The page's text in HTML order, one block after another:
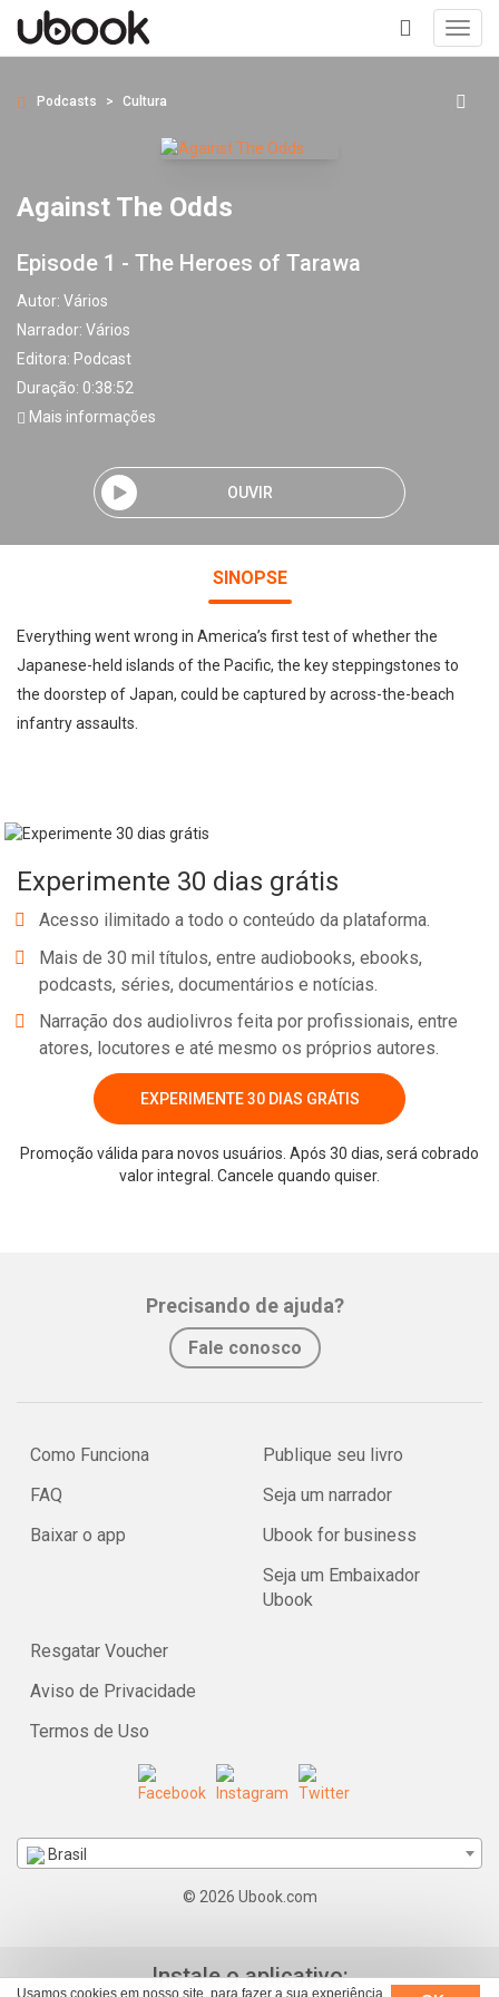
Usamos cookies em nosso site, para fazer a sua experiência
+
Podcasts Cultura
Against The Odds
Episode 1 - The Heroes of Tarawa
Autor: Vários
Narrador: Vários
Editora: Podcast
Duração: 0:38:52
Mais informações
OUVIR
SINOPSE
Everything went wrong in America’s first test of whether the
Japanese-held islands of the Pacific, the key steppingstones to
the doorstep of Japan, could be captured by across-the-beach
infantry assaults.
Experimente 30 dias grátis
Acesso ilimitado a todo o conteúdo da plataforma.
Mais de 30 mil títulos, entre audiobooks, ebooks,
podcasts, séries, documentários e notícias.
Narração dos audiolivros feita por profissionais, entre
atores, locutores e até mesmo os próprios autores.
EXPERIMENTE 30 DIAS GRÁTIS
Promoção válida para novos usuários. Após 30 dias, será cobrado
valor integral. Cancele quando quiser.
Precisando de ajuda?
Fale conosco
Como Funciona
FAQ
Baixar o app
Publique seu livro
Seja um narrador
Ubook for business
Seja um Embaixador
Ubook
Resgatar Voucher
Aviso de Privacidade
Termos de Uso
Brasil
© 2026 Ubook.com
Instale o aplicativo: